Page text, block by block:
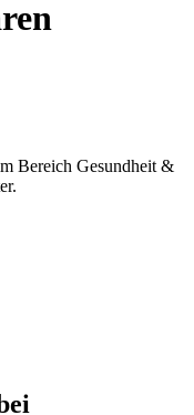
Bereich Gesundheit &